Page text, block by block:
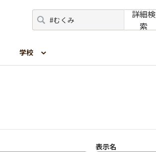
詳細検
索
学校
表示名